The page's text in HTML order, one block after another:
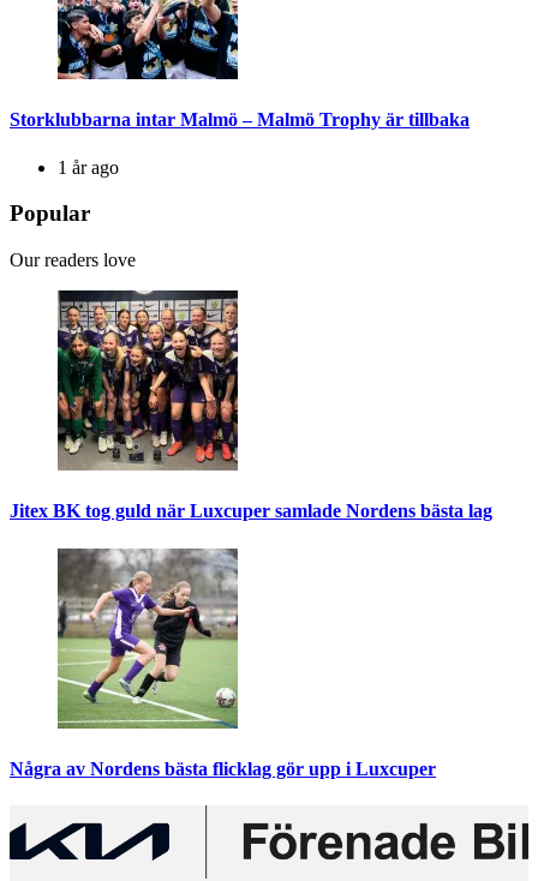
Storklubbarna intar Malmö – Malmö Trophy är tillbaka
1 år ago
Popular
Our readers love
Jitex BK tog guld när Luxcuper samlade Nordens bästa lag
Några av Nordens bästa flicklag gör upp i Luxcuper